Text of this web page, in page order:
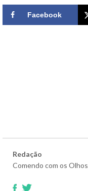
Facebook
Redação
Comendo com os